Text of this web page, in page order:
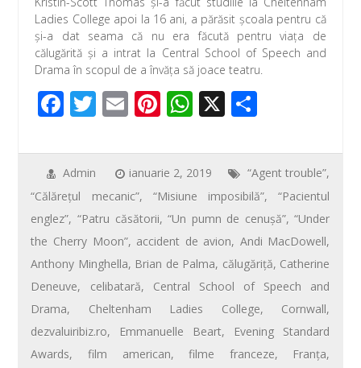
e
b
o
o
k
tt
er
ail er
e
st
at
s
A
p
p
ta
je
az
Ladies College apoi la 16 ani, a părăsit şcoala pentru că
şi-a dat seama că nu era făcută pentru viaţa de
călugărită şi a intrat la Central School of Speech and
Drama în scopul de a învăţa să joace teatru.
F
e
b
o
o
k
T
tt
er
E
ail
Pi
er
e
st
W
at
s
A
p
p
X
ta
je
az
ă
Admin ianuarie 2, 2019 “Agent trouble”,
“Călăreţul mecanic”, “Misiune imposibilă”,“Pacientul
englez”, “Patru căsătorii,“Un pumn de cenuşă”,“Under
the Cherry Moon”, accident de avion, Andi MacDowell,
Anthony Minghella, Brian de Palma, călugăriță, Catherine
Deneuve, celibatară, Central School of Speech and
Drama, Cheltenham Ladies College, Cornwall,
dezvaluiribiz.ro, Emmanuelle Beart, Evening Standard
Awards,film american,filme franceze, Franţa,